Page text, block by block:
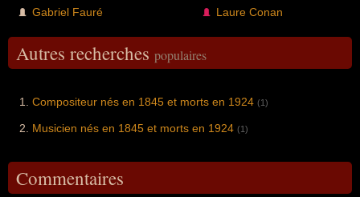
Gabriel Fauré Laure Conan
Autres recherches populaires
Compositeur nés en 1845 et morts en 1924 (1)
Musicien nés en 1845 et morts en 1924 (1)
Commentaires